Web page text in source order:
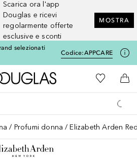
Scarica ora l'app
Douglas e ricevi
regolarmente offerte
esclusive e sconti
MOSTRA
selezionati
Codice:APPCARE
A Douglas HomeAlla Mia
Al
Profumi donna Elizabeth Arden